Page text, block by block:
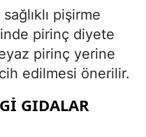
pişirme
pirinç diyete
pirinç yerine
edilmesi önerilir.
GIDALAR